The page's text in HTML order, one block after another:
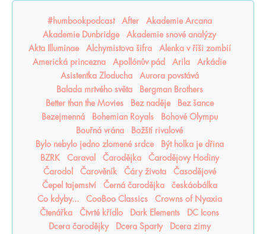
#humbookpodcast After
Akademie Arcana
Akademie Dunbridge
Akademie snové analýzy
Akta Illuminae
Alchymistova šifra
Alenka v říši zombií
Americká princezna
Apollónův pád Arila
Arkádie
Asistentka Zloducha
Aurora povstává
Balada mrtvého světa
Bergman Brothers
Better than the Movies
Bez naděje
Bez šance
Bezejmenná
Bohemian Royals
Bohové Olympu
Bouřná vrána
Božští rivalové
Bylo nebylo jedno zlomené srdce
Být holka je dřina
BZRK
Caraval Čarodějka
Čarodějovy Hodiny
Čarodol
Čarověník Čáry života
Časodějové
Čepel tajemství
Černá čarodějka
českáobálka
Co kdyby...
CooBoo Classics
Crowns of Nyaxia
Čtenářka
Čtvrté křídlo Dark Elements
DC Icons
Dcera čarodějky
Dcera Sparty
Dcera zimy